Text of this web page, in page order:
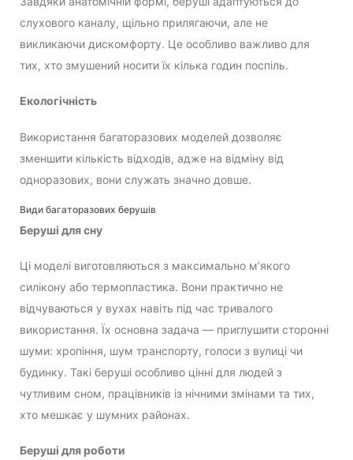
слухового каналу, щільно прилягаючи, але не
викликаючи дискомфорту. Це особливо важливо для
тих, хто змушений носити їх кілька годин поспіль.
Екологічність
Використання багаторазових моделей дозволяє
зменшити кількість відходів, адже на відміну від
одноразових, вони служать значно довше.
Види багаторазових берушів
Беруші для сну
Ці моделі виготовляються з максимально м’якого
силікону або термопластика. Вони практично не
відчуваються у вухах навіть під час тривалого
використання. Їх основна задача — приглушити сторонні
шуми: хропіння, шум транспорту, голоси з вулиці чи
будинку. Такі беруші особливо цінні для людей з
чутливим сном, працівників із нічними змінами та тих,
хто мешкає у шумних районах.
Беруші для роботи